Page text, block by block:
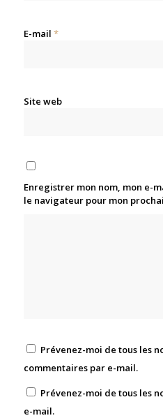
E-mail *
Site web
Enregistrer mon nom, mon e-
le navigateur pour mon
Prévenez-moi de tous les
commentaires par e-mail.
Prévenez-moi de tous les
e-mail.